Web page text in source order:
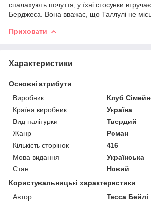
спалахують почуття, у їхні стосунки
Берджеса. Вона вважає, що Таллулі не
Приховати
Характеристики
Основні атрибути
Виробник
Клуб
Країна виробник
Україна
Вид палітурки
Твердий
Жанр
Роман
Кількість сторінок
416
Мова видання
Українська
Стан
Новий
Користувальницькі характеристики
Автор
Тесса Бейлі